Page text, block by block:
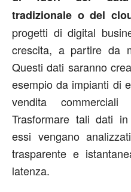
tradizionale o del
progetti di digital
crescita, a partire da
Questi dati saranno
esempio da impianti di
vendita
Trasformare tali dati
essi vengano
trasparente e
latenza.